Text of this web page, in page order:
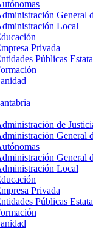
General
Local
Privada
Públicas
de
General
General
Local
Privada
Públicas